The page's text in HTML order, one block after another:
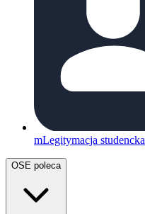
mLegitymacja studencka
OSE poleca